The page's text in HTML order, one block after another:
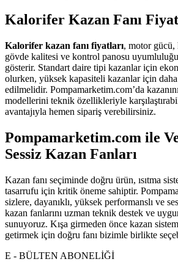
Kalorifer Kazan Fanı
Kalorifer kazan fanı fiyatları, motor gücü,
gövde kalitesi ve kontrol panosu
gösterir. Standart daire tipi kazanlar için
olurken, yüksek kapasiteli kazanlar için
edilmelidir. Pompamarketim.com’da
modellerini teknik özellikleriyle
avantajıyla hemen sipariş verebilirsiniz.
Pompamarketim.com ile
Sessiz Kazan Fanları
Kazan fanı seçiminde doğru ürün, ısıtma
tasarrufu için kritik öneme sahiptir.
sizlere, dayanıklı, yüksek performanslı ve
kazan fanlarını uzman teknik destek ve
sunuyoruz. Kışa girmeden önce kazan
getirmek için doğru fanı bizimle birlikte
E - BÜLTEN ABONELİĞİ